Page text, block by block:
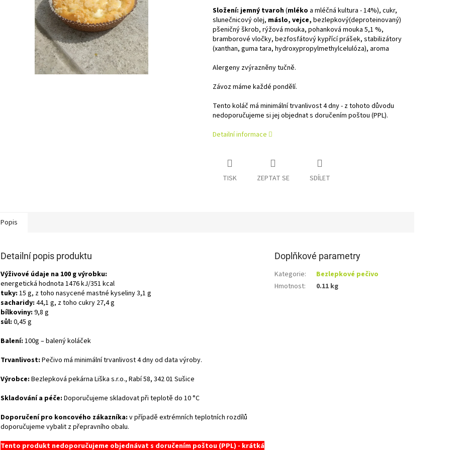
Složení: jemný tvaroh(mléko a mléčná kultura - 14%), cukr,
slunečnicový olej, máslo, vejce, bezlepkový(deproteinovaný)
pšeničný škrob, rýžová mouka, pohanková mouka 5,1 %,
bramborové vločky, bezfosfátový kypřící prášek, stabilizátory
(xanthan, guma tara, hydroxypropylmethylcelulóza), aroma
Alergeny zvýrazněny tučně.
Závoz máme každé pondělí.
Tento koláč má minimální trvanlivost 4 dny - z tohoto důvodu
nedoporučujeme si jej objednat s doručením poštou (PPL).
Detailní informace
TISK ZEPTAT SE SDÍLET
Popis
Detailní popis produktu
Výživové údaje na 100 g výrobku:
energetická hodnota 1476 kJ/351 kcal
tuky: 15 g, z toho nasycené mastné kyseliny 3,1 g
sacharidy: 44,1 g, z toho cukry 27,4 g
bílkoviny: 9,8 g
sůl: 0,45 g
Balení: 100g – balený koláček
Trvanlivost: Pečivo má minimální trvanlivost 4 dny od data výroby.
Výrobce: Bezlepková pekárna Liška s.r.o., Rabí 58, 342 01 Sušice
Skladování a péče: Doporučujeme skladovat při teplotě do 10 °C
Doporučení pro koncového zákazníka: v případě extrémních teplotních rozdílů
doporučujeme vybalit z přepravního obalu.
Tento produkt nedoporučujeme objednávat s doručením poštou (PPL) - krátká
Doplňkové parametry
Kategorie:
Bezlepkové pečivo
Hmotnost: 0.11 kg